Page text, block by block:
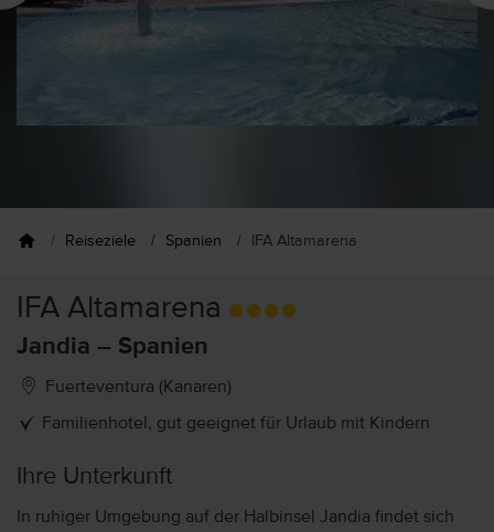
Reiseziele Spanien IFA Altamarena
IFA Altamarena
Jandia – Spanien
Fuerteventura (Kanaren)
Familienhotel, gut geeignet für Urlaub mit Kindern
Ihre Unterkunft
In ruhiger Umgebung auf der Halbinsel Jandia findet sich